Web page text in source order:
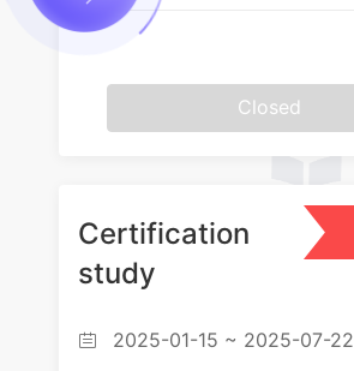
Closed
Certification
study
 2025-01-15 ~ 2025-07-22